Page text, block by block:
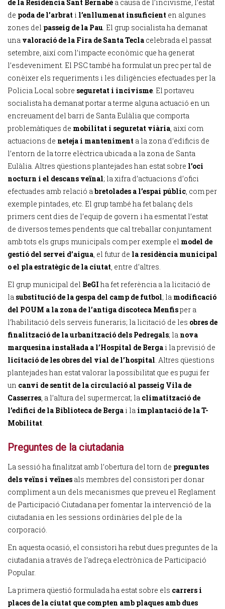
de la Residència Sant Bernabé a causa de l’incivisme, l’estat
de poda de l’arbrat i l’enllumenat insuficient en algunes
zones del passeig de la Pau. El grup socialista ha demanat
una valoració de la Fira de Santa Tecla celebrada el passat
setembre, així com l’impacte econòmic que ha generat
l’esdeveniment. El PSC també ha formulat un prec per tal de
conèixer els requeriments i les diligències efectuades per la
Policia Local sobre seguretat i incivisme. El portaveu
socialista ha demanat portar a terme alguna actuació en un
encreuament del barri de Santa Eulàlia que comporta
problemàtiques de mobilitat i seguretat viària, així com
actuacions de neteja i manteniment a la zona d’edificis de
l’entorn de la torre elèctrica ubicada a la zona de Santa
Eulàlia. Altres qüestions plantejades han estat sobre l’oci
nocturn i el descans veïnal; la xifra d’actuacions d’ofici
efectuades amb relació abretolades a l’espai públic, com per
exemple pintades, etc. El grup també ha fet balanç dels
primers cent dies de l’equip de govern i ha esmentat l’estat
de diversos temes pendents que cal treballar conjuntament
amb tots els grups municipals com per exemple el model de
gestió del servei d’aigua, el futur de la residència municipal
o el pla estratègic de la ciutat, entre d’altres.
El grup municipal del BeGI ha fet referència a la licitació de
la substitució de la gespa del camp de futbol; la modificació
del POUM a la zona de l’antiga discoteca Menfisper a
l’habilitació dels serveis funeraris; la licitació de les obres de
finalització de la urbanització dels Pedregals; la nova
marquesina instal·lada a l’Hospital de Berga i la previsió de
licitació de les obres del vial de l’hospital. Altres qüestions
plantejades han estat valorar la possibilitat que es pugui fer
un canvi de sentit de la circulació al passeig Vila de
Casserres, a l’altura del supermercat; la climatització de
l’edifici de la Biblioteca de Berga i laimplantació de la T-
Mobilitat.
Preguntes de la ciutadania
La sessió ha finalitzat amb l’obertura del torn de preguntes
dels veïns i veïnes als membres del consistori per donar
compliment a un dels mecanismes que preveu el Reglament
de Participació Ciutadana per fomentar la intervenció de la
ciutadania en les sessions ordinàries del ple de la
corporació.
En aquesta ocasió, el consistori ha rebut dues preguntes de la
ciutadania a través de l’adreça electrònica de Participació
Popular.
La primera qüestió formulada ha estat sobre els carrers i
places de la ciutat que compten amb plaques amb dues